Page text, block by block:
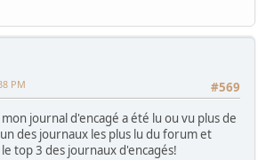
#569
PM
journal d'encagé a été lu ou vu plus de
des journaux les plus lu du forum et
top 3 des journaux d'encagés!